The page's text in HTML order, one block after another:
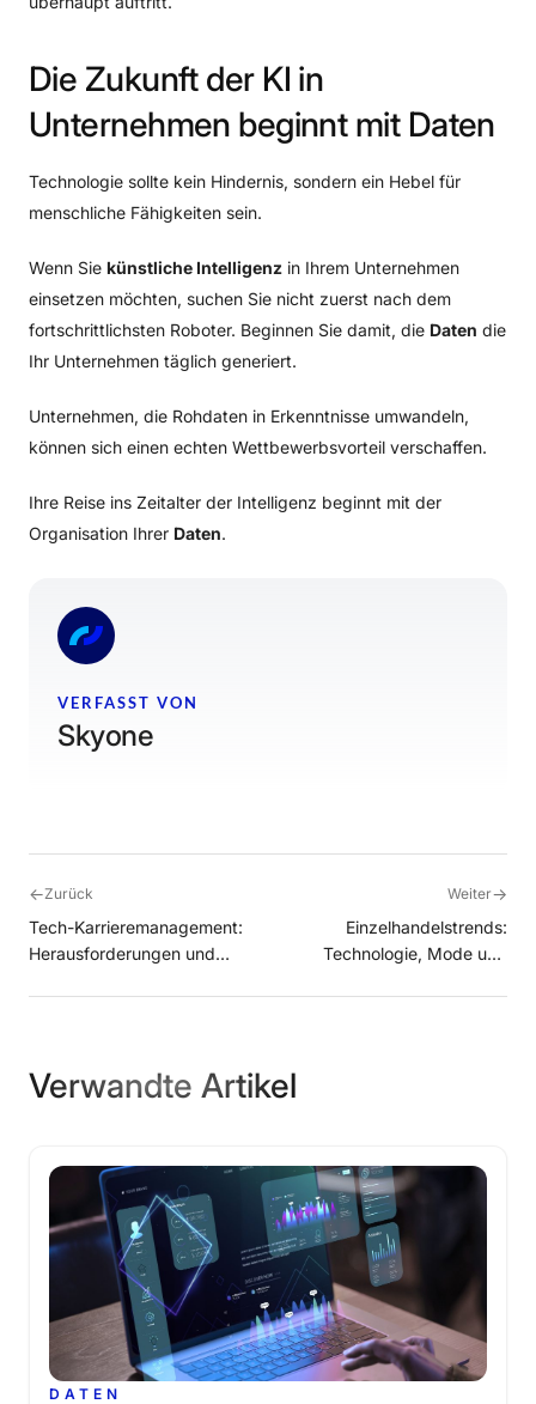
Die Zukunft der KI in
Unternehmen beginnt mit Daten
Technologie sollte kein Hindernis, sondern ein Hebel für
menschliche Fähigkeiten sein.
Wenn Sie künstliche Intelligenz in Ihrem Unternehmen
einsetzen möchten, suchen Sie nicht zuerst nach dem
fortschrittlichsten Roboter. Beginnen Sie damit, die Daten die
Ihr Unternehmen täglich generiert.
Unternehmen, die Rohdaten in Erkenntnisse umwandeln,
können sich einen echten Wettbewerbsvorteil verschaffen.
Ihre Reise ins Zeitalter der Intelligenz beginnt mit der
Organisation Ihrer Daten.
VERFASST VON
Skyone
←Zurück
Tech-Karrieremanagement:
Herausforderungen und
Weiter→
Einzelhandelstrends:
Technologie, Mode und
Verwandte Artikel
DATEN